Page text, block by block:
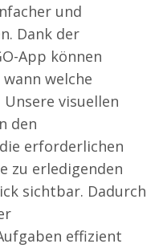
und
Dank der
App können
welche
visuellen
den
erforderlichen
zu erledigenden
sichtbar. Dadurch
effizient